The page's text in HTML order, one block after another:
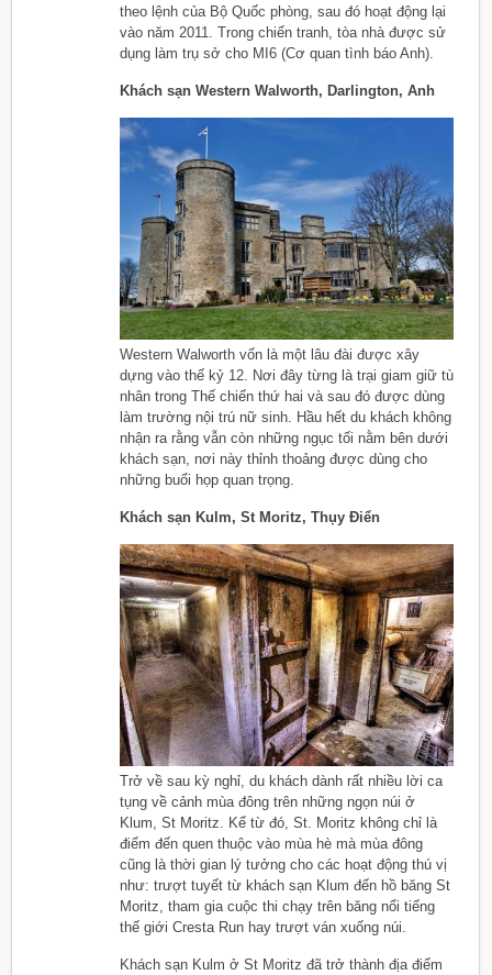
theo lệnh của Bộ Quốc phòng, sau đó hoạt động lại
vào năm 2011. Trong chiến tranh, tòa nhà được sử
dụng làm trụ sở cho MI6 (Cơ quan tình báo Anh).
Khách sạn Western Walworth, Darlington, Anh
Western Walworth vốn là một lâu đài được xây
dựng vào thế kỷ 12. Nơi đây từng là trại giam giữ tù
nhân trong Thế chiến thứ hai và sau đó được dùng
làm trường nội trú nữ sinh. Hầu hết du khách không
nhận ra rằng vẫn còn những ngục tối nằm bên dưới
khách sạn, nơi này thỉnh thoảng được dùng cho
những buổi họp quan trọng.
Khách sạn Kulm, St Moritz, Thụy Điển
Trở về sau kỳ nghỉ, du khách dành rất nhiều lời ca
tụng về cảnh mùa đông trên những ngọn núi ở
Klum, St Moritz. Kể từ đó, St. Moritz không chỉ là
điểm đến quen thuộc vào mùa hè mà mùa đông
cũng là thời gian lý tưởng cho các hoạt động thú vị
như: trượt tuyết từ khách sạn Klum đến hồ băng St
Moritz, tham gia cuộc thi chạy trên băng nổi tiếng
thế giới Cresta Run hay trượt ván xuống núi.
Khách sạn Kulm ở St Moritz đã trở thành địa điểm